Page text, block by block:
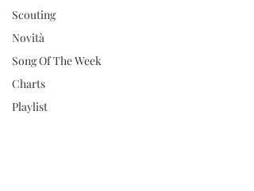
Scouting
Novità
Song Of The Week
Charts
Playlist